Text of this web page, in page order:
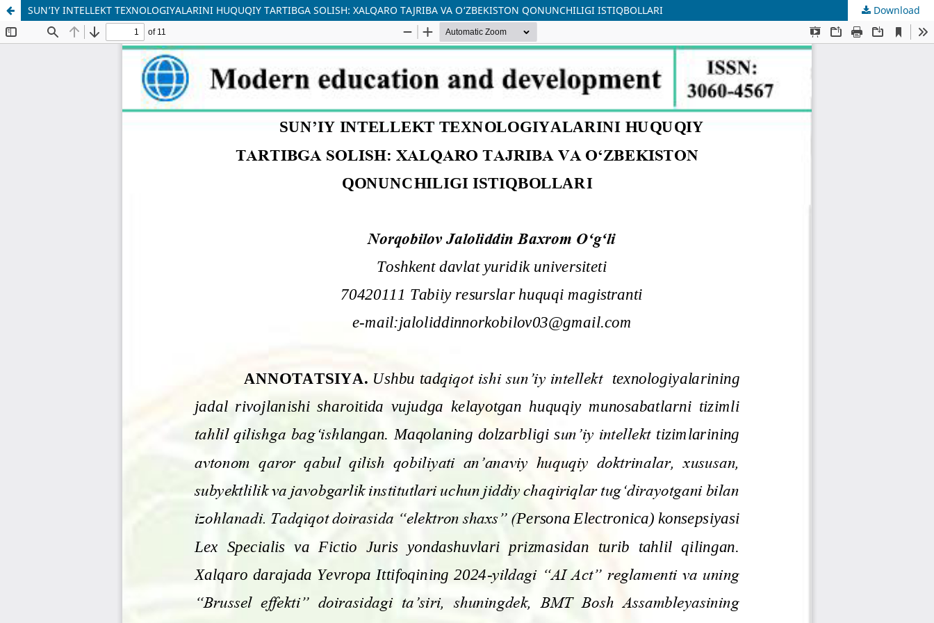
SUN’IY INTELLEKT TEXNOLOGIYALARINI HUQUQIY TARTIBGA SOLISH: XALQARO TAJRIBA VA O‘ZBEKISTON QONUNCHILIGI ISTIQBOLLARI Download